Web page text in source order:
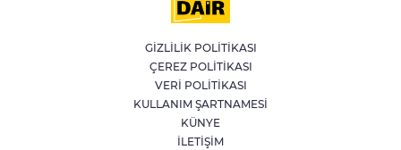
İran'dan Müslümanlara kötü niyetli dış
güçlere karşı birleşme çağrısı
Kağıthane'de 104 kilogram uyuşturucu
ele geçirildi
GİZLİLİK POLİTİKASI
ÇEREZ POLİTİKASI
VERİ POLİTİKASI
KULLANIM ŞARTNAMESİ
KÜNYE
İLETİŞİM